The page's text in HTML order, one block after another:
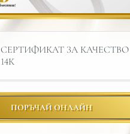
СЕРТИФИКАТ ЗА КАЧЕСТВО
14К
ПОРЪЧАЙ ОНЛАЙН